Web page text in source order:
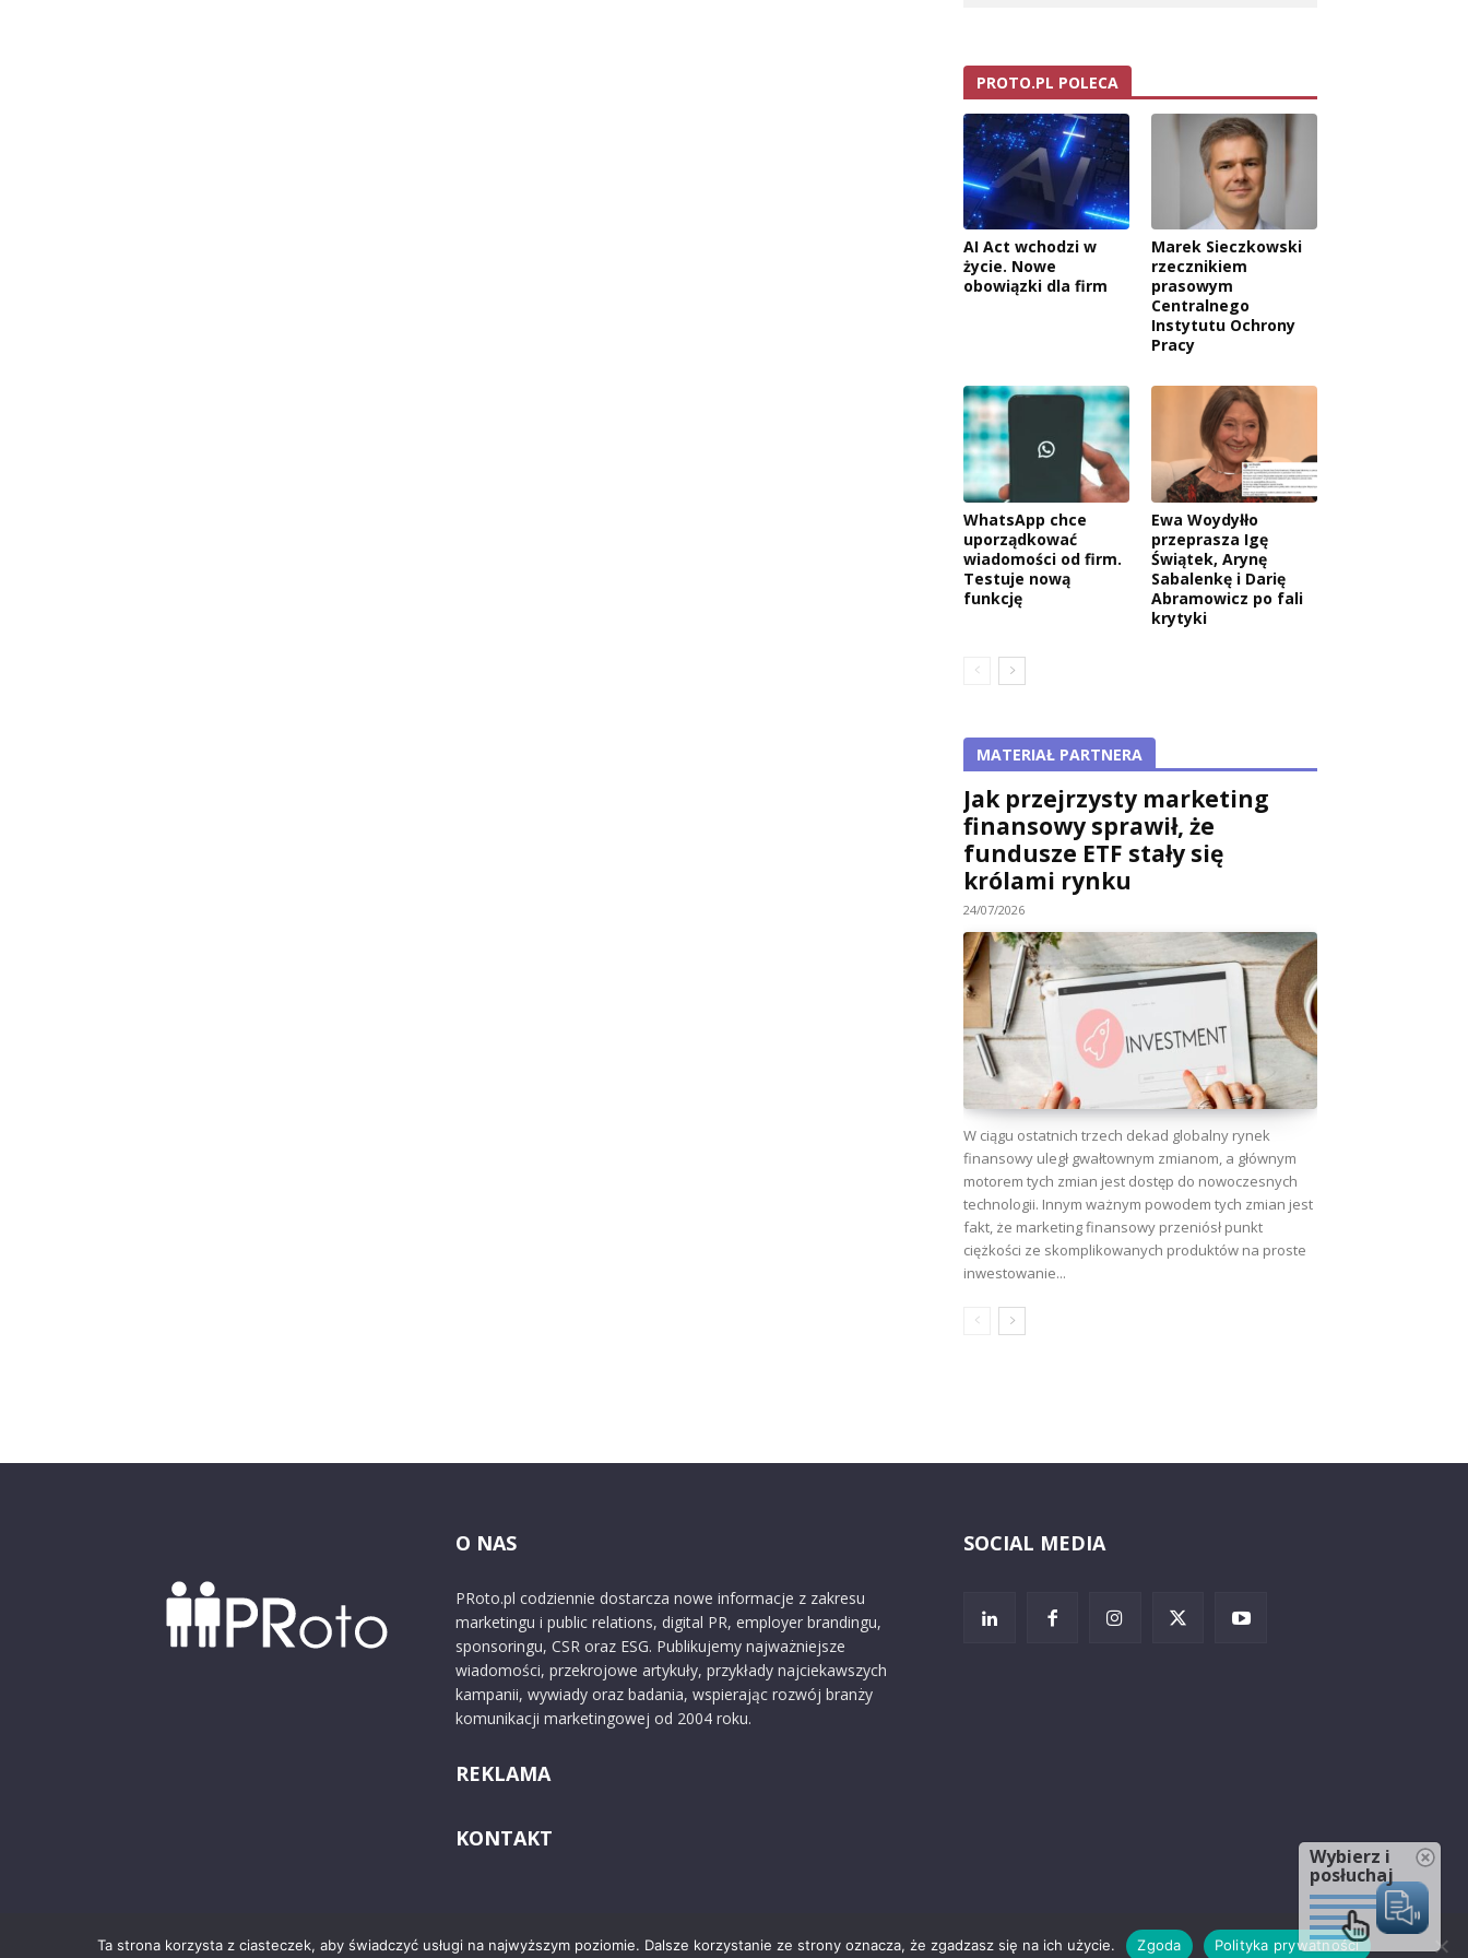
PROTO.PL POLECA
AI Act wchodzi w
życie. Nowe
obowiązki dla firm
Marek Sieczkowski
rzecznikiem
prasowym
Centralnego
Instytutu Ochrony
Pracy
WhatsApp chce
uporządkować
wiadomości od firm.
Testuje nową
funkcję
Ewa Woydyłło
przeprasza Igę
Świątek, Arynę
Sabalenkę i Darię
Abramowicz po fali
krytyki
MATERIAŁ PARTNERA
Jak przejrzysty marketing
finansowy sprawił, że
fundusze ETF stały się
królami rynku
24/07/2026
W ciągu ostatnich trzech dekad globalny rynek
finansowy uległ gwałtownym zmianom, a głównym
motorem tych zmian jest dostęp do nowoczesnych
technologii. Innym ważnym powodem tych zmian jest
fakt, że marketing finansowy przeniósł punkt
ciężkości ze skomplikowanych produktów na proste
inwestowanie...
O NAS
PRoto.pl codziennie dostarcza nowe informacje z zakresu
marketingu i public relations, digital PR, employer brandingu,
sponsoringu, CSR oraz ESG. Publikujemy najważniejsze
wiadomości, przekrojowe artykuły, przykłady najciekawszych
kampanii, wywiady oraz badania, wspierając rozwój branży
komunikacji marketingowej od 2004 roku.
REKLAMA
KONTAKT
SOCIAL MEDIA
Ta strona korzysta z ciasteczek, aby świadczyć usługi na najwyższym poziomie. Dalsze korzystanie ze strony oznacza, że zgadzasz się na ich użycie. Zgoda Polityka prywatności
Wybierz i
posłuchaj